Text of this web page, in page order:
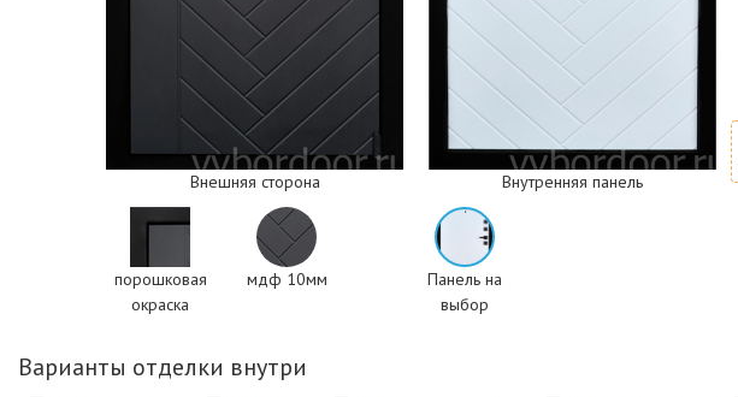
Внешняя сторона Внутренняя панель
порошковая
окраска
мдф 10мм
Панель на
выбор
Варианты отделки внутри